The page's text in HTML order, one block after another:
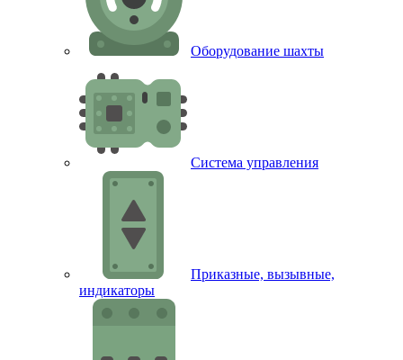
Оборудование шахты
Система управления
Приказные, вызывные,
индикаторы